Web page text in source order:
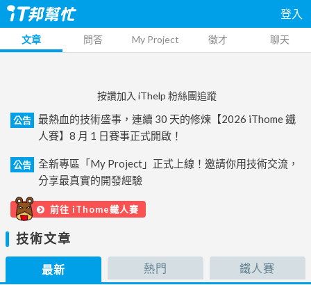
登入
文章 問答 My Project 徵才 聊天
按讚加入 iThelp 粉絲團追蹤
公告
最熱血的技術盛事，連續 30 天的修煉【2026 iThome 鐵
人賽】8 月 1 日賽事正式開啟！
公告
全新專區「My Project」正式上線！邀請你用技術交流，
分享最真實的開發經驗
前往 iThome鐵人賽
技術文章
最新 熱門 鐵人賽